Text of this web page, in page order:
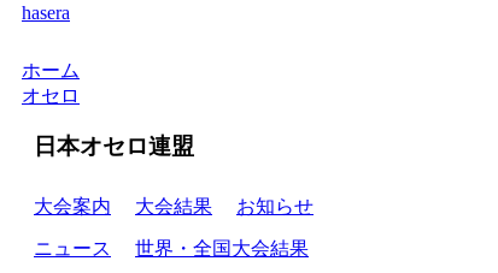
hasera
ホーム
オセロ
日本オセロ連盟
大会案内 大会結果 お知らせ
ニュース 世界・全国大会結果